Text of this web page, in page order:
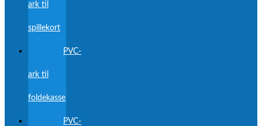
ark til
spillekort
PVC-
ark til
foldekasse
PVC-